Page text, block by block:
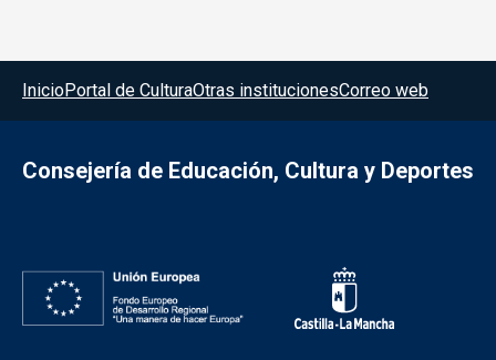
Menú del pie
InicioPortal de CulturaOtras institucionesCorreo web
Consejería de Educación, Cultura y Deportes